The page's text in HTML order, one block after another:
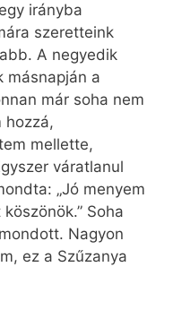
irányba
szeretteink
A negyedik
másnapján a
már soha nem
hozzá,
mellette,
váratlanul
„Jó menyem
Soha
Nagyon
ez a Szűzanya